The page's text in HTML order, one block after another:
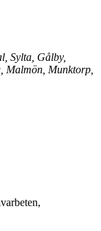
Sylta, Gålby,
Malmön, Munktorp,